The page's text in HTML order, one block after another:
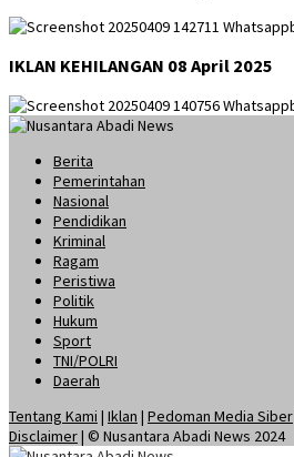
IKLAN KEHILANGAN 08 April 2025
Berita
Pemerintahan
Nasional
Pendidikan
Kriminal
Ragam
Peristiwa
Politik
Hukum
Sport
TNI/POLRI
Daerah
Tentang Kami | Iklan | Pedoman Media Siber
Disclaimer| © Nusantara Abadi News 2024